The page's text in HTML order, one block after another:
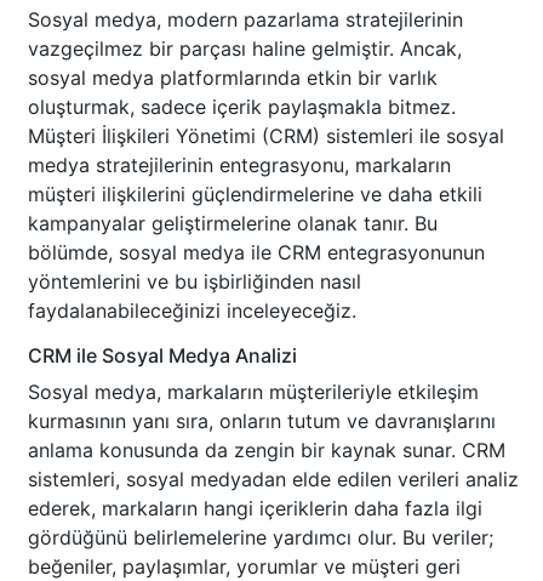
Sosyal medya, modern pazarlama stratejilerinin
vazgeçilmez bir parçası haline gelmiştir. Ancak,
sosyal medya platformlarında etkin bir varlık
oluşturmak, sadece içerik paylaşmakla bitmez.
Müşteri İlişkileri Yönetimi (CRM) sistemleri ile sosyal
medya stratejilerinin entegrasyonu, markaların
müşteri ilişkilerini güçlendirmelerine ve daha etkili
kampanyalar geliştirmelerine olanak tanır. Bu
bölümde, sosyal medya ile CRM entegrasyonunun
yöntemlerini ve bu işbirliğinden nasıl
faydalanabileceğinizi inceleyeceğiz.
CRM ile Sosyal Medya Analizi
Sosyal medya, markaların müşterileriyle etkileşim
kurmasının yanı sıra, onların tutum ve davranışlarını
anlama konusunda da zengin bir kaynak sunar. CRM
sistemleri, sosyal medyadan elde edilen verileri analiz
ederek, markaların hangi içeriklerin daha fazla ilgi
gördüğünü belirlemelerine yardımcı olur. Bu veriler;
beğeniler, paylaşımlar, yorumlar ve müşteri geri